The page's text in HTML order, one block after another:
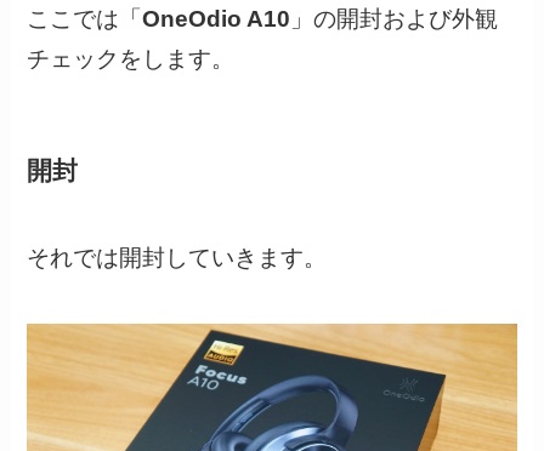
ここでは「OneOdio A10 」の開封および外観
チェックをします。
開封
それでは開封していきます。